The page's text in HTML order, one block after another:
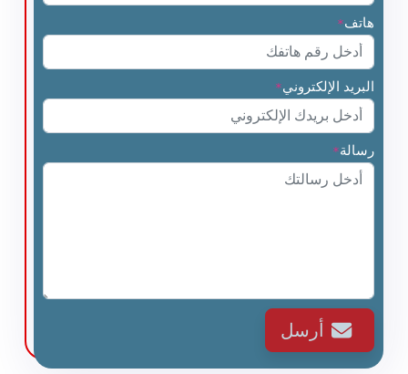
هاتف*
البريد الإلكتروني*
رسالة*
أرسل